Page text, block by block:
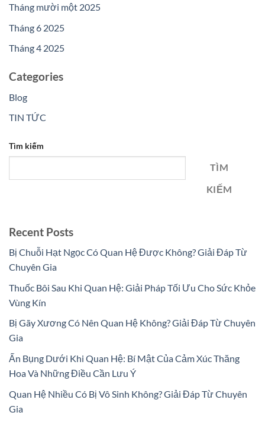
Tháng mười một 2025
Tháng 6 2025
Tháng 4 2025
Categories
Blog
TIN TỨC
Tìm kiếm
TÌM
KIẾM
Recent Posts
Bị Chuỗi Hạt Ngọc Có Quan Hệ Được Không? Giải Đáp Từ
Chuyên Gia
Thuốc Bôi Sau Khi Quan Hệ: Giải Pháp Tối Ưu Cho Sức Khỏe
Vùng Kín
Bị Gãy Xương Có Nên Quan Hệ Không? Giải Đáp Từ Chuyên
Gia
Ấn Bụng Dưới Khi Quan Hệ: Bí Mật Của Cảm Xúc Thăng
Hoa Và Những Điều Cần Lưu Ý
Quan Hệ Nhiều Có Bị Vô Sinh Không? Giải Đáp Từ Chuyên
Gia